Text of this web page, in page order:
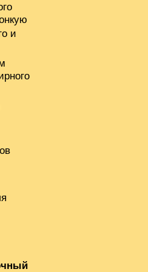
и